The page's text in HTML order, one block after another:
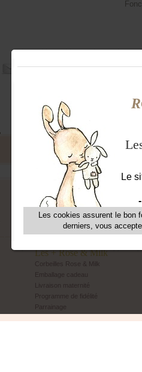
Offres exclusives, ventes
Livraison maternité
Echange et retour simple
Les + Rose & Milk
Corbeilles Rose & Milk
Emballage cadeau
Livraison maternité
Programme de fidélité
Parrainage